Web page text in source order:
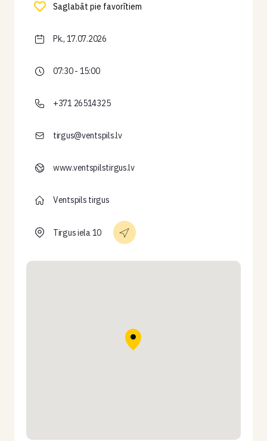
Saglabāt pie favorītiem
Pk., 17.07.2026
07:30 - 15:00
+371 26514325
tirgus@ventspils.lv
www.ventspilstirgus.lv
Ventspils tirgus
Tirgus iela 10